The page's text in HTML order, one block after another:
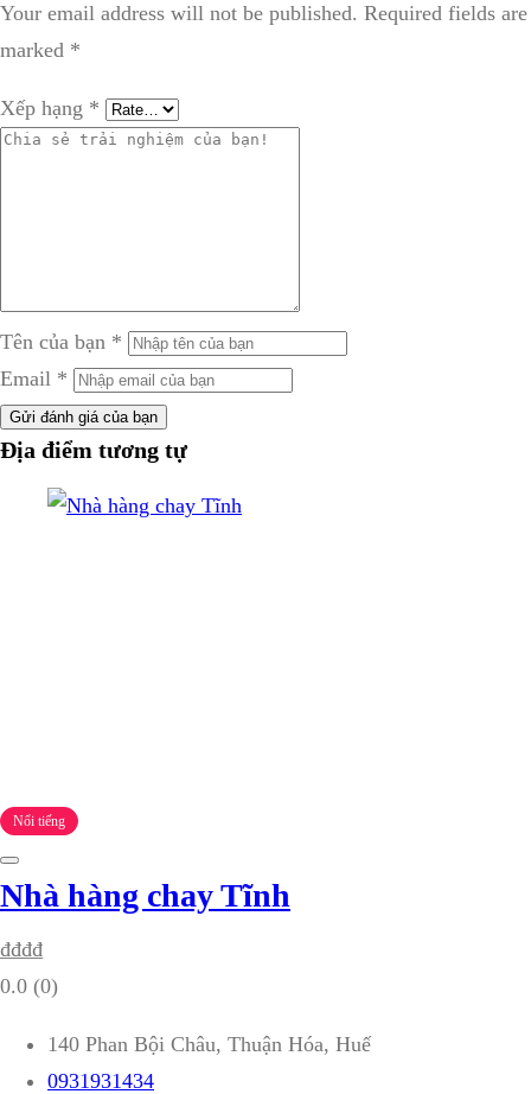
Your email address will not be published. Required fields are
marked *
Xếp hạng *
Tên của bạn *
Email *
Gửi đánh giá của bạn
Địa điểm tương tự
Nổi tiếng
Nhà hàng chay Tĩnh
₫₫₫₫
0.0 (0)
140 Phan Bội Châu, Thuận Hóa, Huế
0931931434